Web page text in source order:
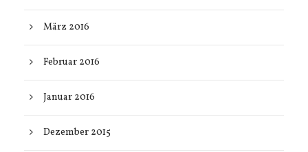
März 2016
Februar 2016
Januar 2016
Dezember 2015